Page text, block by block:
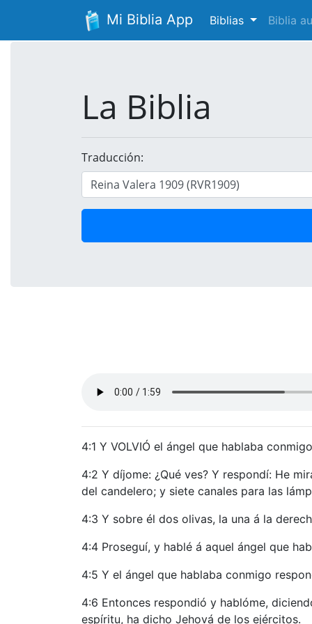
Mi Biblia App Biblias Biblia
La Biblia
Traducción:
4:1 Y VOLVIÓ el ángel que hablaba
4:2 Y díjome: ¿Qué ves? Y respondí: He
del candelero; y siete canales para las
4:3 Y sobre él dos olivas, la una á la
4:4 Proseguí, y hablé á aquel ángel que
4:5 Y el ángel que hablaba conmigo
4:6 Entonces respondió y hablóme,
espíritu, ha dicho Jehová de los ejércitos.